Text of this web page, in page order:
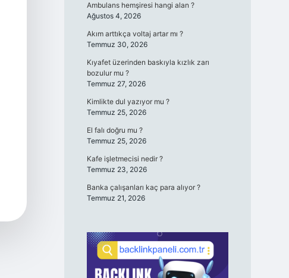
Ambulans hemşiresi hangi alan ?
Ağustos 4, 2026
Akım arttıkça voltaj artar mı ?
Temmuz 30, 2026
Kıyafet üzerinden baskıyla kızlık zarı
bozulur mu ?
Temmuz 27, 2026
Kimlikte dul yazıyor mu ?
Temmuz 25, 2026
El falı doğru mu ?
Temmuz 25, 2026
Kafe işletmecisi nedir ?
Temmuz 23, 2026
Banka çalışanları kaç para alıyor ?
Temmuz 21, 2026